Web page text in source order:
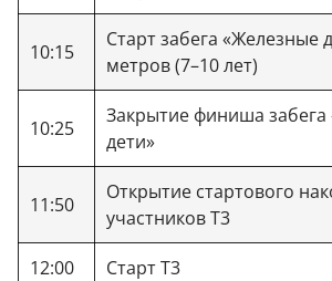
10:15
Старт забега «Железные
метров (7–10 лет)
10:25
Закрытие финиша
дети»
11:50
Открытие стартового
участников Т3
12:00 Старт Т3